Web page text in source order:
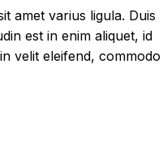
amet varius ligula. Duis
est in enim aliquet, id
velit eleifend, commodo